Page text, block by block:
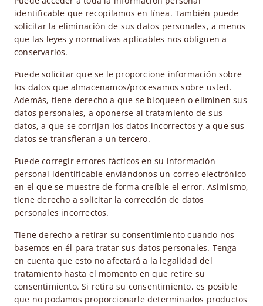
identificable que recopilamos en línea. También puede
solicitar la eliminación de sus datos personales, a menos
que las leyes y normativas aplicables nos obliguen a
conservarlos.
Puede solicitar que se le proporcione información sobre
los datos que almacenamos/procesamos sobre usted.
Además, tiene derecho a que se bloqueen o eliminen sus
datos personales, a oponerse al tratamiento de sus
datos, a que se corrijan los datos incorrectos y a que sus
datos se transfieran a un tercero.
Puede corregir errores fácticos en su información
personal identificable enviándonos un correo electrónico
en el que se muestre de forma creíble el error. Asimismo,
tiene derecho a solicitar la corrección de datos
personales incorrectos.
Tiene derecho a retirar su consentimiento cuando nos
basemos en él para tratar sus datos personales. Tenga
en cuenta que esto no afectará a la legalidad del
tratamiento hasta el momento en que retire su
consentimiento. Si retira su consentimiento, es posible
que no podamos proporcionarle determinados productos